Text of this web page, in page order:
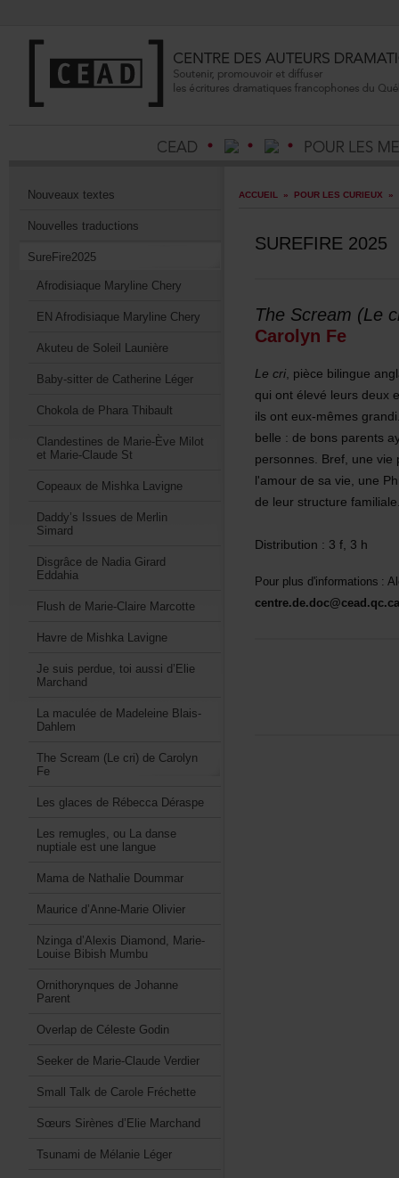
Nouveauxtextes
Nouvellestraductions
SureFire2025
AfrodisiaqueMarylineChery
ENAfrodisiaqueMarylineChery
AkuteudeSoleilLaunière
Baby-sitterdeCatherineLéger
ChokoladePharaThibault
ClandestinesdeMarie-ÈveMilot
etMarie-ClaudeSt
CopeauxdeMishkaLavigne
Daddy’sIssuesdeMerlin
Simard
DisgrâcedeNadiaGirard
Eddahia
FlushdeMarie-ClaireMarcotte
HavredeMishkaLavigne
Jesuisperdue,toiaussid’Elie
Marchand
LamaculéedeMadeleineBlais-
Dahlem
TheScream(Lecri)deCarolyn
Fe
LesglacesdeRébeccaDéraspe
Lesremugles,ouLadanse
nuptialeestunelangue
MamadeNathalieDoummar
Mauriced’Anne-MarieOlivier
Nzingad’AlexisDiamond,Marie-
LouiseBibishMumbu
OrnithorynquesdeJohanne
Parent
OverlapdeCélesteGodin
SeekerdeMarie-ClaudeVerdier
SmallTalkdeCaroleFréchette
SœursSirènesd’ElieMarchand
TsunamideMélanieLéger
ACCUEIL » POURLESCURIEUX »
SUREFIRE2025
CarolynFe
Lecri
ilsonteux-
Distribution:3f,3h
centre.de.doc@cead.qc.ca